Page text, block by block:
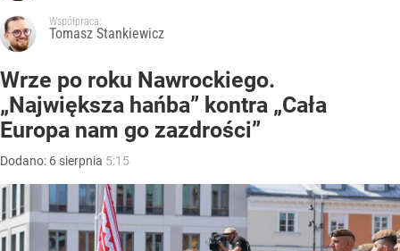
Współpraca:
Tomasz Stankiewicz
Wrze po roku Nawrockiego.
„Największa hańba” kontra „Cała
Europa nam go zazdrości”
Dodano: 6 sierpnia 5:15